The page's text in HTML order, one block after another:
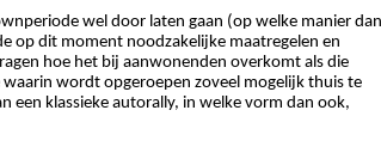
wel door laten gaan (op welke manier dan
op dit moment noodzakelijke maatregelen en
hoe het bij aanwonenden overkomt als die
wordt opgeroepen zoveel mogelijk thuis te
een klassieke autorally, in welke vorm dan ook,